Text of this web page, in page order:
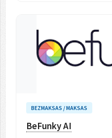
BEZMAKSAS / MAKSAS
BeFunky AI